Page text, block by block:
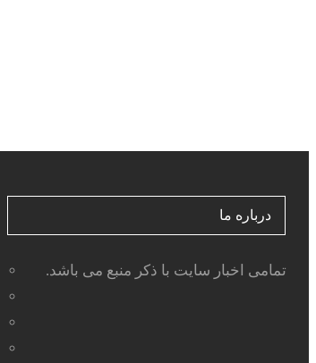
درباره ما
تمامی اخبار سایت با ذکر منبع می باشد.